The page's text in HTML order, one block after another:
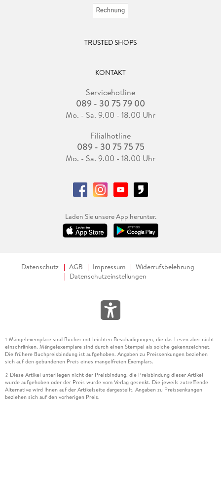
TRUSTED SHOPS
KONTAKT
Servicehotline
089 - 30 75 79 00
Mo. - Sa. 9.00 - 18.00 Uhr
Filialhotline
089 - 30 75 75 75
Mo. - Sa. 9.00 - 18.00 Uhr
Laden Sie unsere App herunter.
Datenschutz AGB Impressum
Widerrufsbelehrung
Datenschutzeinstellungen
1 Mängelexemplare sind Bücher mit leichten Beschädigungen, die das Lesen aber nicht
einschränken. Mängelexemplare sind durch einen Stempel als solche gekennzeichnet.
Die frühere Buchpreisbindung ist aufgehoben. Angaben zu Preissenkungen beziehen
sich auf den gebundenen Preis eines mangelfreien Exemplars.
2 Diese Artikel unterliegen nicht der Preisbindung, die Preisbindung dieser Artikel
wurde aufgehoben oder der Preis wurde vom Verlag gesenkt. Die jeweils zutreffende
Alternative wird Ihnen auf der Artikelseite dargestellt. Angaben zu Preissenkungen
beziehen sich auf den vorherigen Preis.